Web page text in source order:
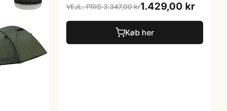
VEJL. PRIS 3.347,00 kr1.429,00 kr
Køb her